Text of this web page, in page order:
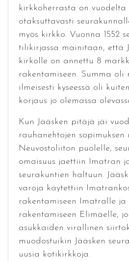
kirkkoherrasta on vuodelta
otaksuttavasti
myös kirkko. Vuonna 1552
tilikirjassa mainitaan, että
kirkolle on annettu 8
rakentamiseen. Summa oli
ilmeisesti kyseessä oli
korjaus jo olemassa
Kun Jääsken pitäjä jäi
rauhanehtojen sopimuksen
Neuvostoliiton puolelle,
omaisuus jaettiin Imatran
seurakuntien haltuun.
varoja käytettiin
rakentamiseen Imatralle
rakentamiseen Elimäelle,
asukkaiden virallinen
muodostuikin Jääsken
uusia kotikirkkoja.